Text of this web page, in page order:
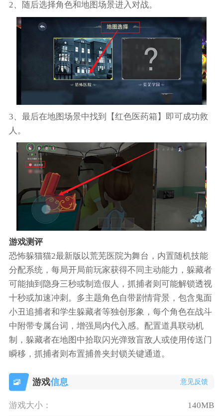
2、随后选择角色和地图场景进入对战。
3、最后在地图场景中找到【红色医药箱】即可成功救
人。
游戏测评
恐怖躲猫猫2最新版以荒芜医院为舞台，内置随机技能
分配系统，每局开局前玩家获得不同主动能力，躲藏者
可能抽到隐身三秒或制造假人，抓捕者则可能解锁透视
十秒或加速冲刺。多主题角色自带剧情背景，包含鬼面
小丑追捕者和学生躲藏者等独创形象，每个角色在战斗
中附带专属台词，增强局内代入感。配置道具联动机
制，躲藏者在地图中拾取闪光弹致盲敌人或使用传送门
瞬移，抓捕者则布置捕兽夹封锁关键通道。
游戏信息 意见反馈
游戏大小： 140MB